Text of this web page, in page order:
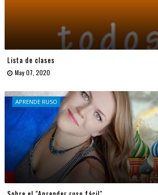
Lista de clases
May 07, 2020
APRENDE RUSO